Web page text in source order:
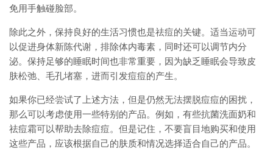
免用手触碰脸部。
除此之外，保持良好的生活习惯也是祛痘的关键。适当运动可
以促进身体新陈代谢，排除体内毒素，同时还可以调节内分
泌。保持足够的睡眠时间也非常重要，因为缺乏睡眠会导致皮
肤松弛、毛孔堵塞，进而引发痘痘的产生。
如果你已经尝试了上述方法，但是仍然无法摆脱痘痘的困扰，
那么可以考虑使用一些特别的产品。例如，有些抗菌洗面奶和
祛痘霜可以帮助去除痘痘。但是记住，不要盲目地购买和使用
这些产品，应该根据自己的肤质和情况选择适合自己的产品。